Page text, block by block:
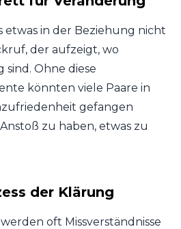
etwas in der Beziehung nicht
der aufzeigt, wo
Ohne diese
könnten viele Paare in
gefangen
zu haben, etwas zu
der Klärung
oft Missverständnisse